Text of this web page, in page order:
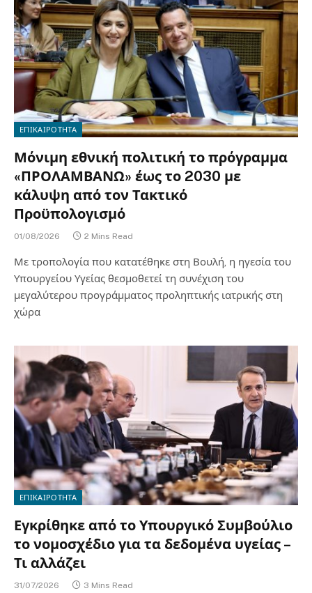
ΕΠΙΚΑΙΡΟΤΗΤΑ
Μόνιμη εθνική πολιτική το πρόγραμμα
«ΠΡΟΛΑΜΒΑΝΩ» έως το 2030 με
κάλυψη από τον Τακτικό
Προϋπολογισμό
01/08/2026 2 Mins Read
Με τροπολογία που κατατέθηκε στη Βουλή, η ηγεσία του
Υπουργείου Υγείας θεσμοθετεί τη συνέχιση του
μεγαλύτερου προγράμματος προληπτικής ιατρικής στη
χώρα
ΕΠΙΚΑΙΡΟΤΗΤΑ
Εγκρίθηκε από το Υπουργικό Συμβούλιο
το νομοσχέδιο για τα δεδομένα υγείας –
Τι αλλάζει
31/07/2026 3 Mins Read